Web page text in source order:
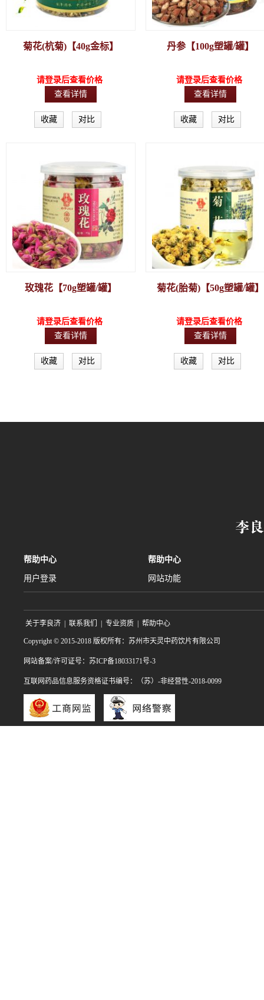
菊花(杭菊)【40g金标】
请登录后查看价格
查看详情
收藏 对比
丹参【100g塑罐/罐】
请登录后查看价格
查看详情
收藏 对比
玫瑰花【70g塑罐/罐】
请登录后查看价格
查看详情
收藏 对比
菊花(胎菊)【50g塑罐/罐】
请登录后查看价格
查看详情
收藏 对比
帮助中心
用户登录
帮助中心
网站功能
关于李良济 | 联系我们 | 专业资质 | 帮助中心
Copyright © 2015-2018 版权所有：苏州市天灵中药饮片有限公司
网站备案/许可证号：苏ICP备18033171号-3
互联网药品信息服务资格证书编号：（苏）-非经营性-2018-0099